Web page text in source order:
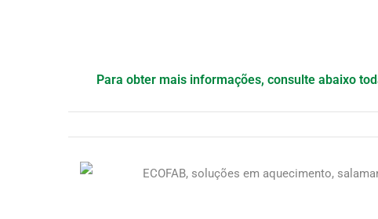
Para obter mais informações, consulte abaixo